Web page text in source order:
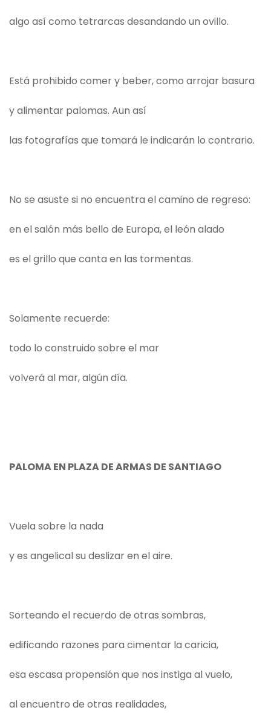
algo así como tetrarcas desandando un ovillo.
Está prohibido comer y beber, como arrojar basura
y alimentar palomas. Aun así
las fotografías que tomará le indicarán lo contrario.
No se asuste si no encuentra el camino de regreso:
en el salón más bello de Europa, el león alado
es el grillo que canta en las tormentas.
Solamente recuerde:
todo lo construido sobre el mar
volverá al mar, algún día.
PALOMA EN PLAZA DE ARMAS DE SANTIAGO
Vuela sobre la nada
y es angelical su deslizar en el aire.
Sorteando el recuerdo de otras sombras,
edificando razones para cimentar la caricia,
esa escasa propensión que nos instiga al vuelo,
al encuentro de otras realidades,